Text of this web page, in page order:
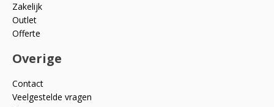
Zakelijk
Outlet
Offerte
Overige
Contact
Veelgestelde vragen